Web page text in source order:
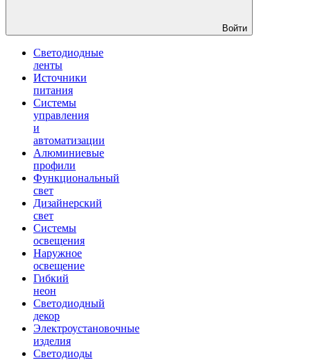
Войти
Светодиодные
ленты
Источники
питания
Системы
управления
и
автоматизации
Алюминиевые
профили
Функциональный
свет
Дизайнерский
свет
Системы
освещения
Наружное
освещение
Гибкий
неон
Светодиодный
декор
Электроустановочные
изделия
Светодиоды